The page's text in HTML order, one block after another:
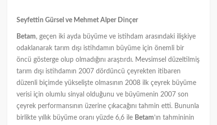
Seyfettin Gürsel ve Mehmet Alper Dinçer
Betam, geçen iki ayda büyüme ve istihdam arasındaki ilişkiye
odaklanarak tarım dışı istihdamın büyüme için önemli bir
öncü gösterge olup olmadığını araştırdı. Mevsimsel düzeltilmiş
tarım dışı istihdamın 2007 dördüncü çeyrekten itibaren
düzenli biçimde yükselişte olmasının 2008 ilk çeyrek büyüme
verisi için olumlu sinyal olduğunu ve büyümenin 2007 son
çeyrek performansının üzerine çıkacağını tahmin etti. Bununla
birlikte yıllık büyüme oranı yüzde 6,6 ile Betam’ın tahmininin